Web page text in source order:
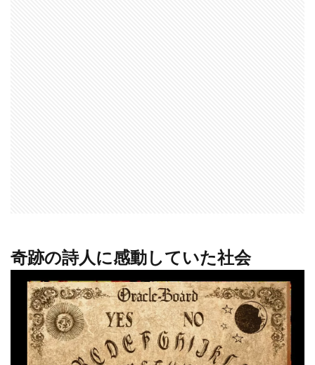
奇跡の詩人に感動していた社会